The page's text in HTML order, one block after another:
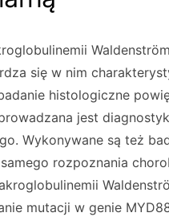
się w nim
histologiczne
jest
Wykonywane są też
rozpoznania
mutacji w genie